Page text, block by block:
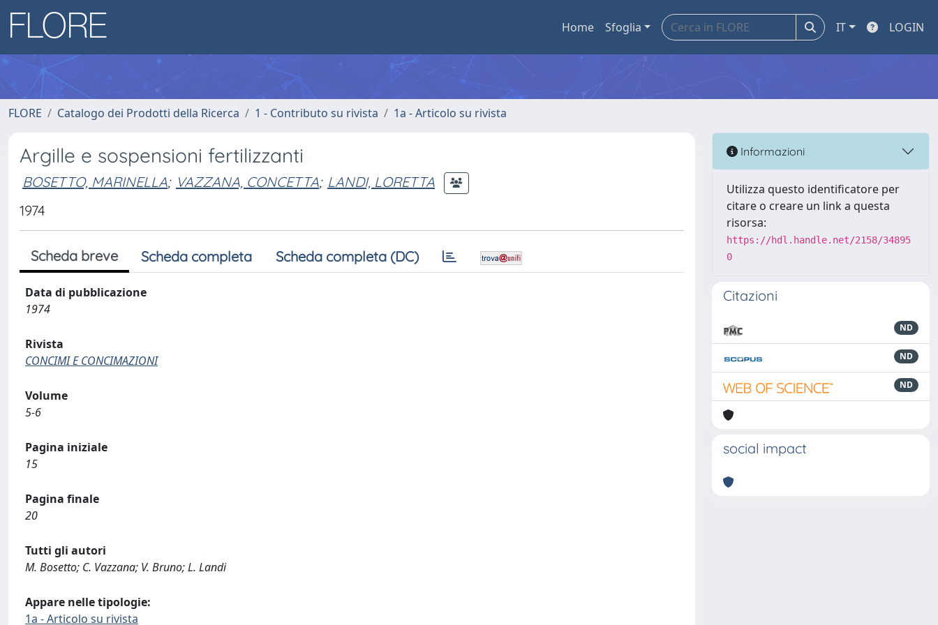
Home Sfoglia IT LOGIN
FLORE Catalogo dei Prodotti della Ricerca 1 - Contributo su rivista 1a - Articolo su rivista
Argille e sospensioni fertilizzanti
BOSETTO, MARINELLA; VAZZANA, CONCETTA; LANDI, LORETTA
1974
Scheda breve Scheda completa Scheda completa (DC)
Data di pubblicazione
1974
Rivista
CONCIMI E CONCIMAZIONI
Volume
5-6
Pagina iniziale
15
Pagina finale
20
Tutti gli autori
M. Bosetto; C. Vazzana; V. Bruno; L. Landi
Appare nelle tipologie:
1a - Articolo su rivista
Informazioni
Utilizza questo identificatore per
citare o creare un link a questa
risorsa:
https://hdl.handle.net/2158/34895
0
Citazioni
ND
ND
ND
social impact